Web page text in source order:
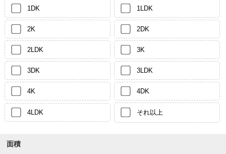
1DK 1LDK
2K 2DK
2LDK 3K
3DK 3LDK
4K 4DK
4LDK それ以上
面積